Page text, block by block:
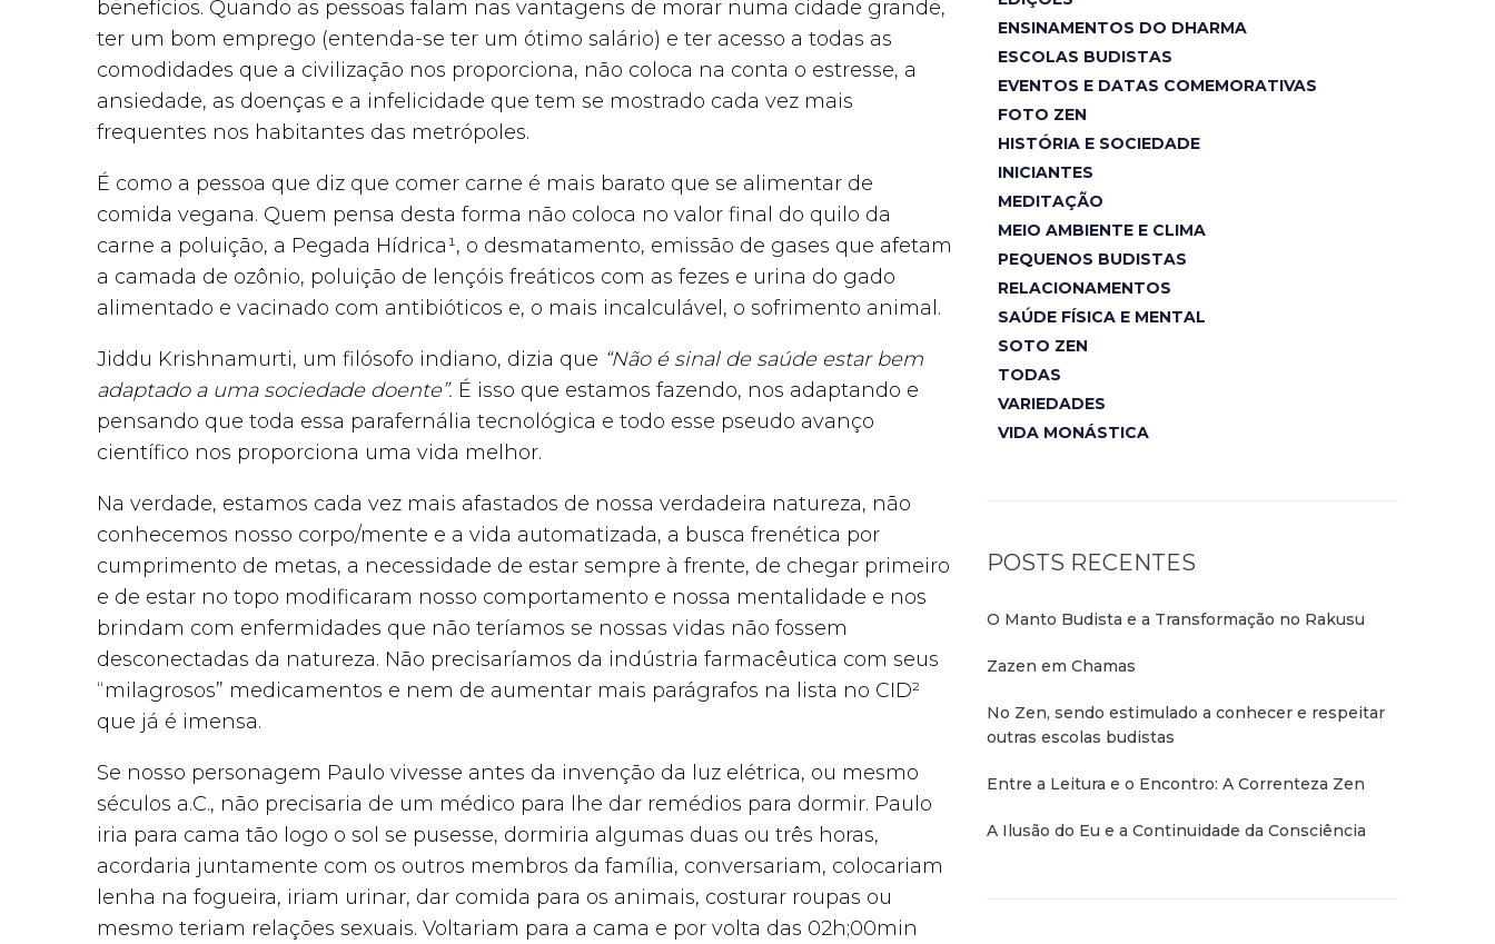
benefícios. Quando as pessoas falam nas vantagens de morar numa cidade grande,
ter um bom emprego (entenda-se ter um ótimo salário) e ter acesso a todas as
comodidades que a civilização nos proporciona, não coloca na conta o estresse, a
ansiedade, as doenças e a infelicidade que tem se mostrado cada vez mais
frequentes nos habitantes das metrópoles.
É como a pessoa que diz que comer carne é mais barato que se alimentar de
comida vegana. Quem pensa desta forma não coloca no valor final do quilo da
carne a poluição, a Pegada Hídrica¹, o desmatamento, emissão de gases que afetam
a camada de ozônio, poluição de lençóis freáticos com as fezes e urina do gado
alimentado e vacinado com antibióticos e, o mais incalculável, o sofrimento animal.
Jiddu Krishnamurti, um filósofo indiano, dizia que “Não é sinal de saúde estar bem
adaptado a uma sociedade doente”. É isso que estamos fazendo, nos adaptando e
pensando que toda essa parafernália tecnológica e todo esse pseudo avanço
científico nos proporciona uma vida melhor.
Na verdade, estamos cada vez mais afastados de nossa verdadeira natureza, não
conhecemos nosso corpo/mente e a vida automatizada, a busca frenética por
cumprimento de metas, a necessidade de estar sempre à frente, de chegar primeiro
e de estar no topo modificaram nosso comportamento e nossa mentalidade e nos
brindam com enfermidades que não teríamos se nossas vidas não fossem
desconectadas da natureza. Não precisaríamos da indústria farmacêutica com seus
“milagrosos” medicamentos e nem de aumentar mais parágrafos na lista no CID²
que já é imensa.
Se nosso personagem Paulo vivesse antes da invenção da luz elétrica, ou mesmo
séculos a.C., não precisaria de um médico para lhe dar remédios para dormir. Paulo
iria para cama tão logo o sol se pusesse, dormiria algumas duas ou três horas,
acordaria juntamente com os outros membros da família, conversariam, colocariam
lenha na fogueira, iriam urinar, dar comida para os animais, costurar roupas ou
mesmo teriam relações sexuais. Voltariam para a cama e por volta das 02h;00min
ENSINAMENTOS DO DHARMA
ESCOLAS BUDISTAS
EVENTOS E DATAS COMEMORATIVAS
FOTO ZEN
HISTÓRIA E SOCIEDADE
INICIANTES
MEDITAÇÃO
MEIO AMBIENTE E CLIMA
PEQUENOS BUDISTAS
RELACIONAMENTOS
SAÚDE FÍSICA E MENTAL
SOTO ZEN
TODAS
VARIEDADES
VIDA MONÁSTICA
POSTS RECENTES
O Manto Budista e a Transformação no Rakusu
Zazen em Chamas
No Zen, sendo estimulado a conhecer e respeitar
outras escolas budistas
Entre a Leitura e o Encontro: A Correnteza Zen
A Ilusão do Eu e a Continuidade da Consciência